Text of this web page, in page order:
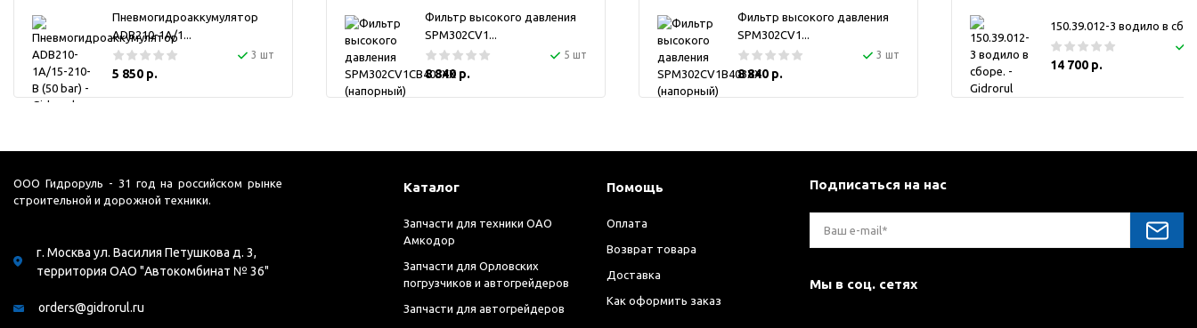
Пневмогидроаккумулятор
ADB210-1A/1...
3 шт
5 850 р.
Фильтр высокого давления
SPM302CV1...
5 шт
8 840 р.
Фильтр высокого давления
SPM302CV1...
3 шт
8 840 р.
150.39.012-3 водило в
14 700 р.
ООО Гидроруль - 31 год на российском рынке
строительной и дорожной техники.
г. Москва ул. Василия Петушкова д. 3,
территория ОАО "Автокомбинат № 36"
orders@gidrorul.ru
Каталог
Запчасти для техники ОАО
Амкодор
Запчасти для Орловских
погрузчиков и автогрейдеров
Запчасти для автогрейдеров
Помощь
Оплата
Возврат товара
Доставка
Как оформить заказ
Подписаться на нас
Мы в соц. сетях